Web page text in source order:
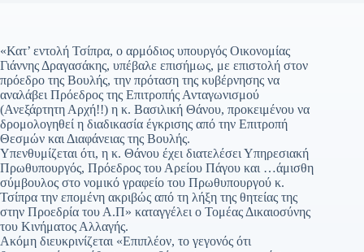
«Κατ’ εντολή Τσίπρα, ο αρμόδιος υπουργός Οικονομίας
Γιάννης Δραγασάκης, υπέβαλε επισήμως, με επιστολή στον
πρόεδρο της Βουλής, την πρόταση της κυβέρνησης να
αναλάβει Πρόεδρος της Επιτροπής Ανταγωνισμού
(Ανεξάρτητη Αρχή!!) η κ. Βασιλική Θάνου, προκειμένου να
δρομολογηθεί η διαδικασία έγκρισης από την Επιτροπή
Θεσμών και Διαφάνειας της Βουλής.
Υπενθυμίζεται ότι, η κ. Θάνου έχει διατελέσει Υπηρεσιακή
Πρωθυπουργός, Πρόεδρος του Αρείου Πάγου και …άμισθη
σύμβουλος στο νομικό γραφείο του Πρωθυπουργού κ.
Τσίπρα την επομένη ακριβώς από τη λήξη της θητείας της
στην Προεδρία του Α.Π» καταγγέλει ο Τομέας Δικαιοσύνης
του Κινήματος Αλλαγής.
Ακόμη διευκρινίζεται «Επιπλέον, το γεγονός ότι